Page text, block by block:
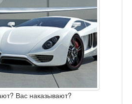
Вас наказывают?